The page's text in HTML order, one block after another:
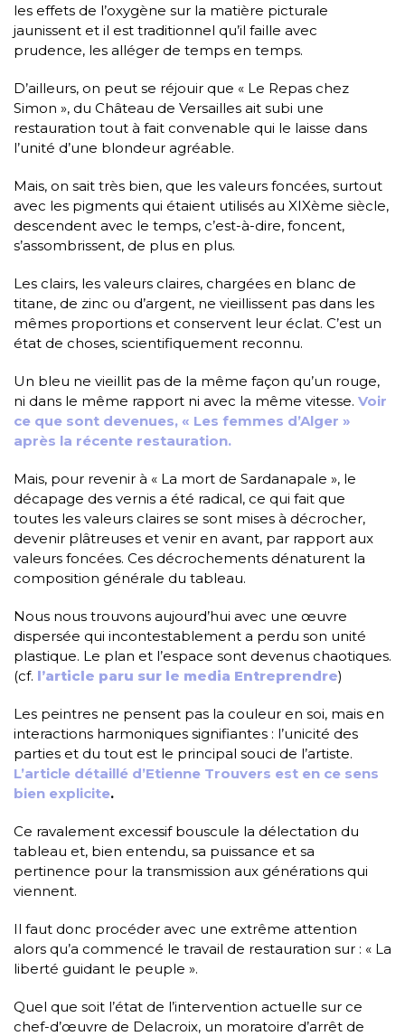
les effets de l’oxygène sur la matière picturale
jaunissent et il est traditionnel qu’il faille avec
prudence, les alléger de temps en temps.
D’ailleurs, on peut se réjouir que « Le Repas chez
Simon », du Château de Versailles ait subi une
restauration tout à fait convenable qui le laisse dans
l’unité d’une blondeur agréable.
Mais, on sait très bien, que les valeurs foncées, surtout
avec les pigments qui étaient utilisés au XIXème siècle,
descendent avec le temps, c’est-à-dire, foncent,
s’assombrissent, de plus en plus.
Les clairs, les valeurs claires, chargées en blanc de
titane, de zinc ou d’argent, ne vieillissent pas dans les
mêmes proportions et conservent leur éclat. C’est un
état de choses, scientifiquement reconnu.
Un bleu ne vieillit pas de la même façon qu’un rouge,
ni dans le même rapport ni avec la même vitesse. Voir
ce que sont devenues, « Les femmes d’Alger »
après la récente restauration.
Mais, pour revenir à « La mort de Sardanapale », le
décapage des vernis a été radical, ce qui fait que
toutes les valeurs claires se sont mises à décrocher,
devenir plâtreuses et venir en avant, par rapport aux
valeurs foncées. Ces décrochements dénaturent la
composition générale du tableau.
Nous nous trouvons aujourd’hui avec une œuvre
dispersée qui incontestablement a perdu son unité
plastique. Le plan et l’espace sont devenus chaotiques.
(cf. l’article paru sur le media Entreprendre)
Les peintres ne pensent pas la couleur en soi, mais en
interactions harmoniques signifiantes : l’unicité des
parties et du tout est le principal souci de l’artiste.
L’article détaillé d’Etienne Trouvers est en ce sens
bien explicite.
Ce ravalement excessif bouscule la délectation du
tableau et, bien entendu, sa puissance et sa
pertinence pour la transmission aux générations qui
viennent.
Il faut donc procéder avec une extrême attention
alors qu’a commencé le travail de restauration sur : « La
liberté guidant le peuple ».
Quel que soit l’état de l’intervention actuelle sur ce
chef-d’œuvre de Delacroix, un moratoire d’arrêt de